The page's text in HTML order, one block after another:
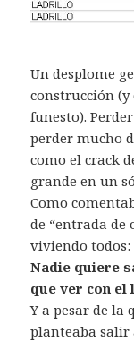
Un desplome
construcción
funesto).
perder mucho
como el crack
grande en un
Como
de “entrada de
viviendo todos:
Nadie quiere
que ver con
Y a pesar de la
planteaba salir